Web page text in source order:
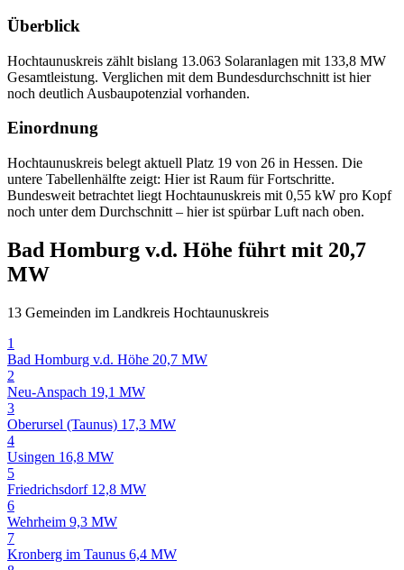
Überblick
Hochtaunuskreis zählt bislang 13.063 Solaranlagen mit 133,8 MW
Gesamtleistung. Verglichen mit dem Bundesdurchschnitt ist hier
noch deutlich Ausbaupotenzial vorhanden.
Einordnung
Hochtaunuskreis belegt aktuell Platz 19 von 26 in Hessen. Die
untere Tabellenhälfte zeigt: Hier ist Raum für Fortschritte.
Bundesweit betrachtet liegt Hochtaunuskreis mit 0,55 kW pro Kopf
noch unter dem Durchschnitt – hier ist spürbar Luft nach oben.
Bad Homburg v.d. Höhe führt mit 20,7
MW
13 Gemeinden im Landkreis Hochtaunuskreis
1
Bad Homburg v.d. Höhe 20,7 MW
2
Neu-Anspach 19,1 MW
3
Oberursel (Taunus) 17,3 MW
4
Usingen 16,8 MW
5
Friedrichsdorf 12,8 MW
6
Wehrheim 9,3 MW
7
Kronberg im Taunus 6,4 MW